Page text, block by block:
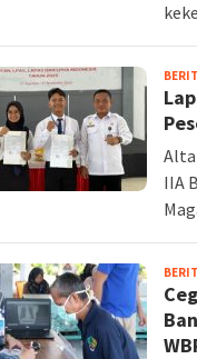
IIA